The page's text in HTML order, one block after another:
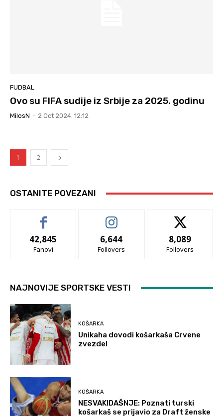
FUDBAL
Ovo su FIFA sudije iz Srbije za 2025. godinu
MilosN - 2 Oct 2024. 12:12
1 2
OSTANITE POVEZANI
42,845
Fanovi
6,644
Follovers
8,089
Follovers
NAJNOVIJE SPORTSKE VESTI
KOŠARKA
Unikaha dovodi košarkaša Crvene
zvezde!
KOŠARKA
NESVAKIDAŠNJE: Poznati turski
košarkaš se prijavio za Draft ženske